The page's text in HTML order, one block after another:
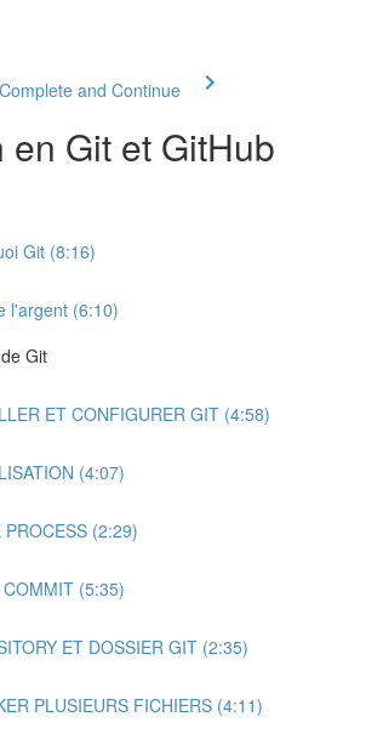
Complete and Continue
en Git et GitHub
Git (8:16)
l'argent (6:10)
Git
ET CONFIGURER GIT (4:58)
(4:07)
PROCESS (2:29)
(5:35)
ET DOSSIER GIT (2:35)
PLUSIEURS FICHIERS (4:11)